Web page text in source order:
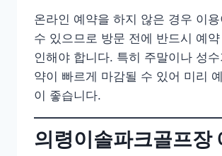
온라인 예약을 하지 않은 경우 이
수 있으므로 방문 전에 반드시 예
인해야 합니다. 특히 주말이나 성
약이 빠르게 마감될 수 있어 미리
이 좋습니다.
의령이솔파크골프장